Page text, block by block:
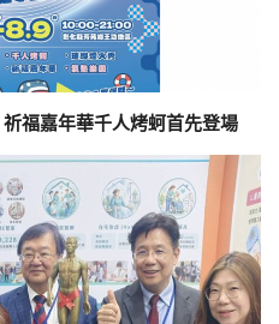
福嘉年華千人烤蚵首先登場